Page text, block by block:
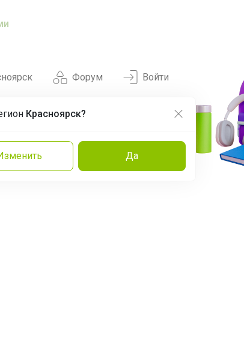
Форум
Красноярск?
Да
Войти
Эксперты